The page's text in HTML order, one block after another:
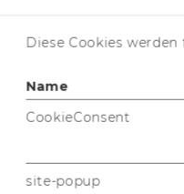
Grup­pe 56
Diese Cookies
Name
CookieConsent
site-popup